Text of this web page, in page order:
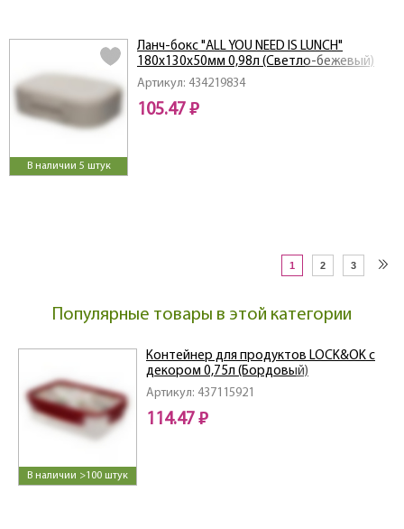
В наличии 5 штук
Артикул: 434219834
Ланч-бокс "ALL YOU NEED IS LUNCH"
180x130x50мм 0,98л (Светло-бежевый)
105.47 ₽
1 2 3
Популярные товары в этой категории
В наличии >100 штук
Артикул: 437115921
Контейнер для продуктов LOCK&OK с
декором 0,75л (Бордовый)
114.47 ₽